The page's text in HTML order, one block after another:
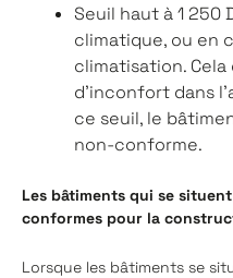
Seuil haut à 1 250
climatique, ou en
climatisation.
d’inconfort dans
ce seuil, le
non-conforme.
Les bâtiments qui se
conformes pour la
Lorsque les bâtiments se